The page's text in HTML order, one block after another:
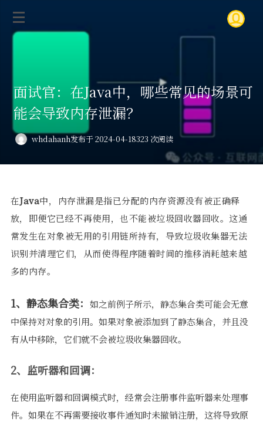
面试官：在Java中，哪些常见的场景可
能会导致内存泄漏？
whdahanh发布于 2024-04-18323 次阅读
在Java中，内存泄漏是指已分配的内存资源没有被正确释
放，即便它已经不再使用，也不能被垃圾回收器回收。这通
常发生在对象被无用的引用链所持有，导致垃圾收集器无法
识别并清理它们，从而使得程序随着时间的推移消耗越来越
多的内存。
1、静态集合类： 如之前例子所示，静态集合类可能会无意
中保持对对象的引用。如果对象被添加到了静态集合，并且没
有从中移除，它们就不会被垃圾收集器回收。
2、监听器和回调：
在使用监听器和回调模式时，经常会注册事件监听器来处理事
件。如果在不再需要接收事件通知时未撤销注册，这将导致原